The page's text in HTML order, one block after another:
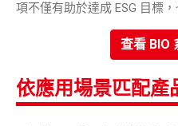
項不僅有助於達成 ESG 目標
查看 BIO
依應用場景匹配產